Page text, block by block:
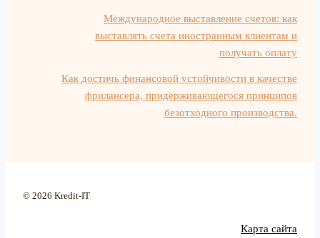
Международное выставление счетов: как
выставлять счета иностранным клиентам и
получать оплату
Как достичь финансовой устойчивости в качестве
фрилансера, придерживающегося принципов
безотходного производства.
© 2026 Kredit-IT
Карта сайта